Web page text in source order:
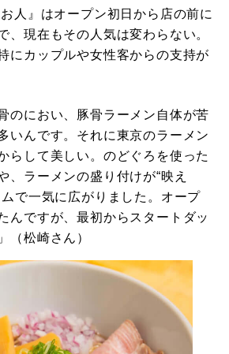
人』はオープン初日から店の前に
、現在もその人気は変わらない。
にカップルや女性客からの支持が
のにおい、豚骨ラーメン自体が苦
いんです。それに東京のラーメン
らして美しい。のどぐろを使った
、ラーメンの盛り付けが“映え
で一気に広がりました。オープ
んですが、最初からスタートダッ
（松崎さん）